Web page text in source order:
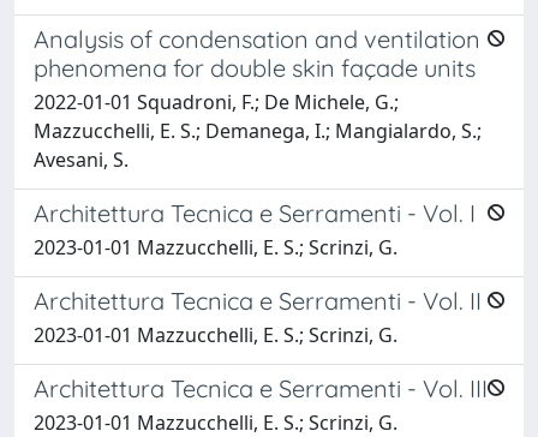
Analysis of condensation and ventilation
phenomena for double skin façade units
2022-01-01 Squadroni, F.; De Michele, G.;
Mazzucchelli, E. S.; Demanega, I.; Mangialardo, S.;
Avesani, S.
Architettura Tecnica e Serramenti - Vol. I
2023-01-01 Mazzucchelli, E. S.; Scrinzi, G.
Architettura Tecnica e Serramenti - Vol. II
2023-01-01 Mazzucchelli, E. S.; Scrinzi, G.
Architettura Tecnica e Serramenti - Vol. III
2023-01-01 Mazzucchelli, E. S.; Scrinzi, G.